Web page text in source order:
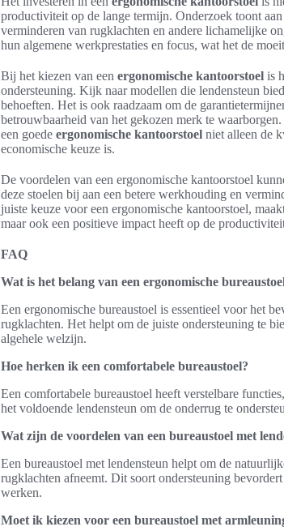
productiviteit op de lange termijn. Onderzoek toont
verminderen van rugklachten en andere lichamelijke
hun algemene werkprestaties en focus, wat het de
Bij het kiezen van een ergonomische kantoorstoel is
ondersteuning. Kijk naar modellen die lendensteun
behoeften. Het is ook raadzaam om de
betrouwbaarheid van het gekozen merk te
een goede ergonomische kantoorstoel niet alleen de
economische keuze is.
De voordelen van een ergonomische kantoorstoel
deze stoelen bij aan een betere werkhouding en
juiste keuze voor een ergonomische kantoorstoel,
maar ook een positieve impact heeft op de
FAQ
Wat is het belang van een ergonomische
Een ergonomische bureaustoel is essentieel voor het
rugklachten. Het helpt om de juiste ondersteuning te
algehele welzijn.
Hoe herken ik een comfortabele bureaustoel?
Een comfortabele bureaustoel heeft verstelbare
het voldoende lendensteun om de onderrug te
Wat zijn de voordelen van een bureaustoel met
Een bureaustoel met lendensteun helpt om de
rugklachten afneemt. Dit soort ondersteuning
werken.
Moet ik kiezen voor een bureaustoel met